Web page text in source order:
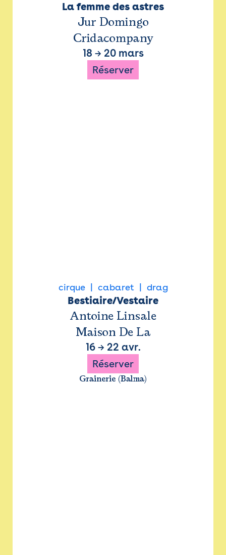
La femme des astres
Jur Domingo
Cridacompany
18 → 20 mars
Réserver
cirque cabaret drag
Bestiaire/Vestaire
Antoine Linsale
Maison De La
16→ 22 avr.
Réserver
Grainerie (Balma)